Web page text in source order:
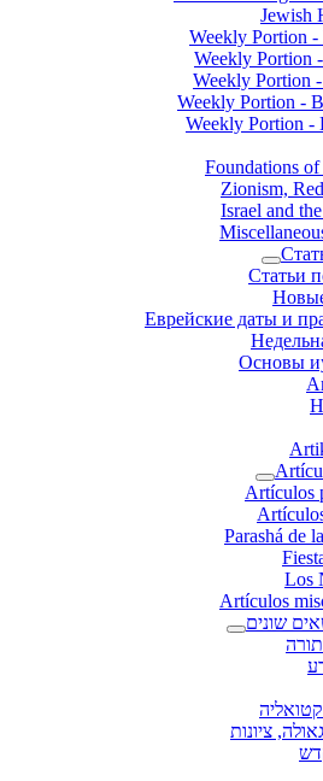
Jewish
Weekly Portion -
Weekly Portion
Weekly Portion
Weekly Portion -
Weekly Portion -
Foundations of
Zionism,
Israel and
Статьи
Еврейские даты и
Основы
Artículos
Parashá de
Los
Artículos
שונים
ציונות